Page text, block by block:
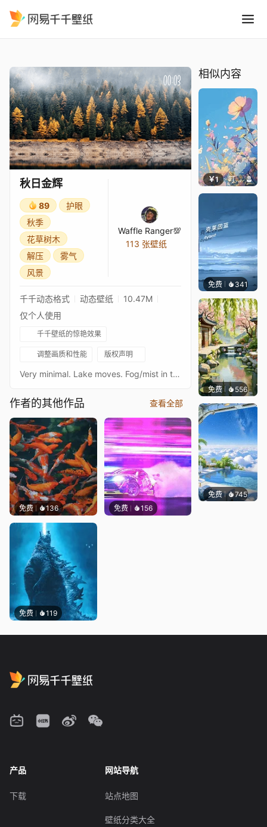
秋日金辉
89
护眼
秋季
花草树木
解压
雾气
风景
Waffle Ranger💯
113 张壁纸
千千动态格式 动态壁纸
10.47M
仅个人使用
千千壁纸的惊艳效果
调整画质和性能 版权声明
Very minimal. Lake moves. Fog/mist in trees move. Adjustable clock.NEW V2 version w/ sounds here: https://steamcommunity.com/sharedfiles/filedetails/?id=2238152190Original photo by: Samuel FerraraSource: https://unsplash.com/photos/iecJiKe_RNgTwitter: twitter.com/wafflerangerInstagram: instagram.com/waffle.rangerTwitch: twitch.tv/wafflerangerYoutube: youtube.com/channel/UCaw3UeQD9uvce91S3TcTtIgPatreon: patreon.com/WaffleRangerVenmo: @waffleranger:)TAGS: foggy, woods, forest, fog, cloudy, mellow, green, gold, yellow, trees, clouds, fall, autumn, season, seasonal, chill, day, lake
作者的其他作品 查看全部
免费 136 免费 156
免费 119
相似内容
￥1 叮叮当当
免费 341冰茶Ln
免费 556渔小小
免费 745豆子
产品
下载
网站导航
站点地图
壁纸分类大全